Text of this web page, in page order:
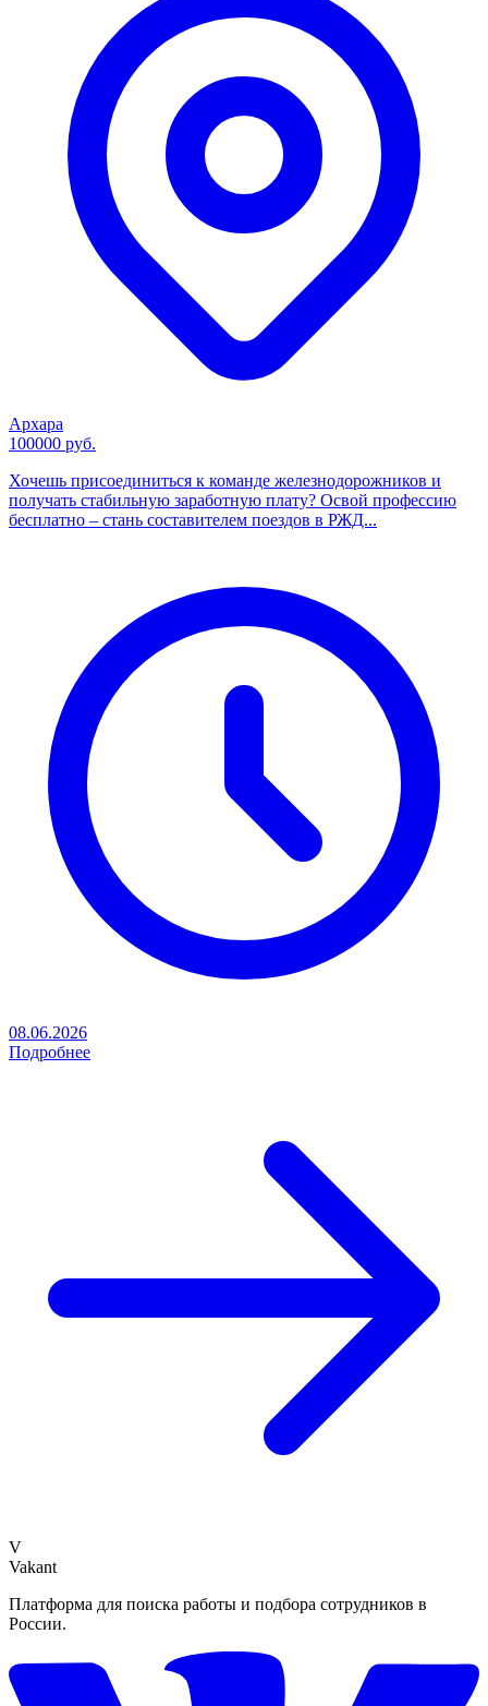
Архара
100000 руб.
Хочешь присоединиться к команде железнодорожников и
получать стабильную заработную плату? Освой профессию
бесплатно – стань составителем поездов в РЖД...
08.06.2026
Подробнее
V
Vakant
Платформа для поиска работы и подбора сотрудников в
России.